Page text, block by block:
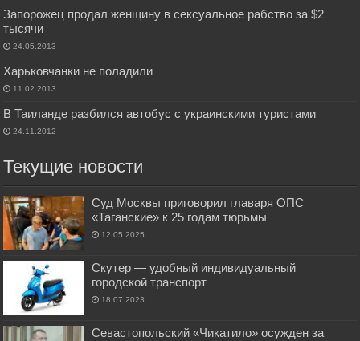
Запорожец продал женщину в сексуальное рабство за $2
тысячи
24.05.2013
Харьковчанки не поладили
11.02.2013
В Таиланде разбился автобус с украинскими туристами
24.11.2012
Текущие новости
Суд Москвы приговорил главаря ОПС
«Таганские» к 25 годам тюрьмы
12.05.2025
Скутер — удобный индивидуальный
городской транспорт
18.07.2023
Севастопольский «Чикатило» осужден за